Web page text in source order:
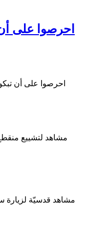
احرصوا على
مشاهد لتشييع
مشاهد قدسيّة لزيارة